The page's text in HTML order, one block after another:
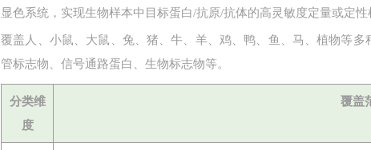
显色系统，实现生物样本中目标蛋白/抗原/抗体的高灵敏度定量或定性
覆盖人、小鼠、大鼠、兔、猪、牛、羊、鸡、鸭、鱼、马、植物等
管标志物、信号通路蛋白、生物标志物等。
分类维
度
覆盖